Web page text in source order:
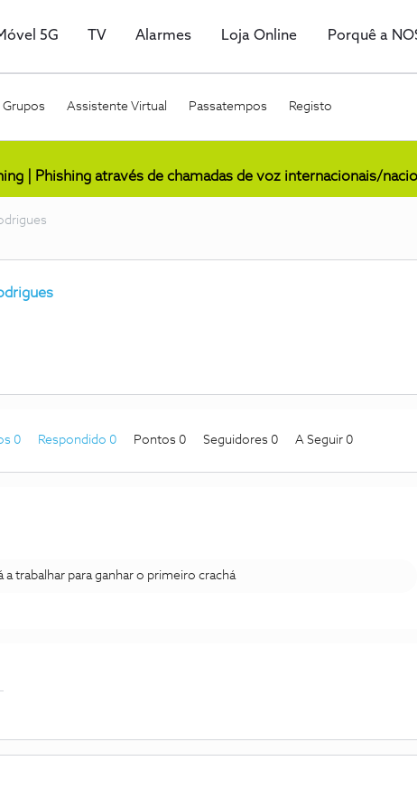
5G TV Alarmes Loja Online Porquê a
Grupos Assistente Virtual Passatempos Registo
| Phishing através de chamadas de voz internacionais/
0 Respondido 0 Pontos 0 Seguidores 0 A Seguir 0
a trabalhar para ganhar o primeiro crachá